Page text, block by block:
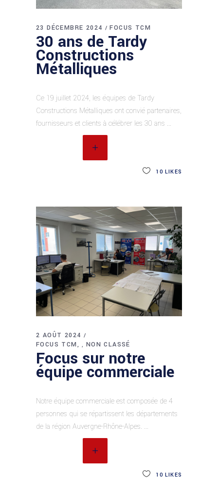
23 DÉCEMBRE 2024 FOCUS TCM
30 ans de Tardy
Constructions
Métalliques
Ce 19 juillet 2024, les équipes de Tardy
Constructions Métalliques ont convié partenaires,
fournisseurs et clients à célébrer les 30 ans
10 LIKES
2 AOÛT 2024
FOCUS TCM
, NON CLASSÉ
Focus sur notre
équipe commerciale
Notre équipe commerciale est composée de 4
personnes qui se répartissent les départements
de la région Auvergne-Rhône-Alpes.
10 LIKES